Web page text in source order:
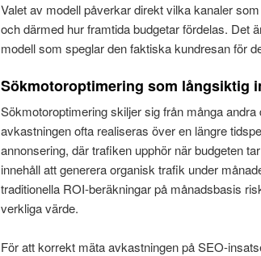
Valet av modell påverkar direkt vilka kanaler
och därmed hur framtida budgetar fördelas. Det
modell som speglar den faktiska kundresan för
Sökmotoroptimering som långsiktig
Sökmotoroptimering skiljer sig från många
avkastningen ofta realiseras över en längre
annonsering, där trafiken upphör när budgeten
innehåll att generera organisk trafik under
traditionella ROI-beräkningar på månadsbasis
verkliga värde.
För att korrekt mäta avkastningen på SEO-